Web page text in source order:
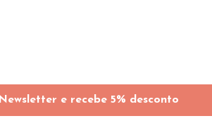
e recebe 5% desconto